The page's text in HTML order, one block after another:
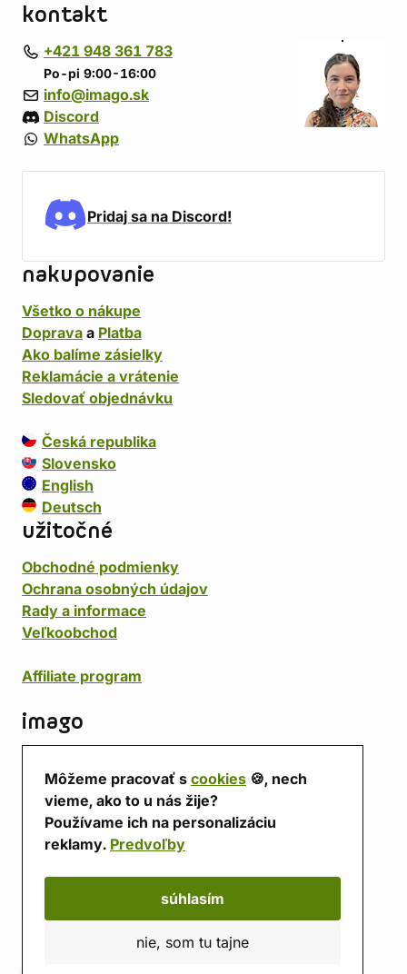
Môžeme pracovať s cookies 🍪, nech
vieme, ako to u nás žije?
Používame ich na personalizáciu
reklamy. Predvoľby
súhlasím
nie, som tu tajne
kontakt
+421 948 361 783
Po-pi 9:00-16:00
info@imago.sk
Discord
WhatsApp
Pridaj sa na Discord!
nakupovanie
Všetko o nákupe
Doprava a Platba
Ako balíme zásielky
Reklamácie a vrátenie
Sledovať objednávku
Česká republika
Slovensko
English
Deutsch
užitočné
Obchodné podmienky
Ochrana osobných údajov
Rady a informace
Veľkoobchod
Affiliate program
imago
Predajňa
Herňa
O nás
Hodnotenie obchodu